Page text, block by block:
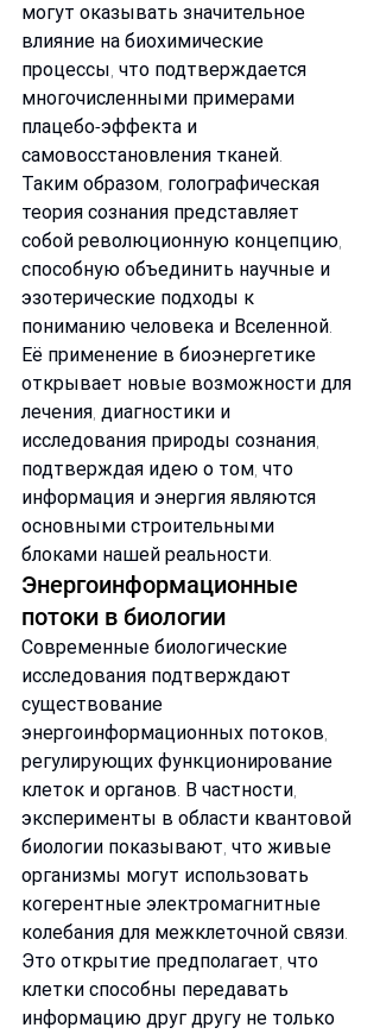
могут оказывать значительное
влияние на биохимические
процессы, что подтверждается
многочисленными примерами
плацебо-эффекта и
самовосстановления тканей.
Таким образом, голографическая
теория сознания представляет
собой революционную концепцию,
способную объединить научные и
эзотерические подходы к
пониманию человека и Вселенной.
Её применение в биоэнергетике
открывает новые возможности для
лечения, диагностики и
исследования природы сознания,
подтверждая идею о том, что
информация и энергия являются
основными строительными
блоками нашей реальности.
Энергоинформационные
потоки в биологии
Современные биологические
исследования подтверждают
существование
энергоинформационных потоков,
регулирующих функционирование
клеток и органов. В частности,
эксперименты в области квантовой
биологии показывают, что живые
организмы могут использовать
когерентные электромагнитные
колебания для межклеточной связи.
Это открытие предполагает, что
клетки способны передавать
информацию друг другу не только